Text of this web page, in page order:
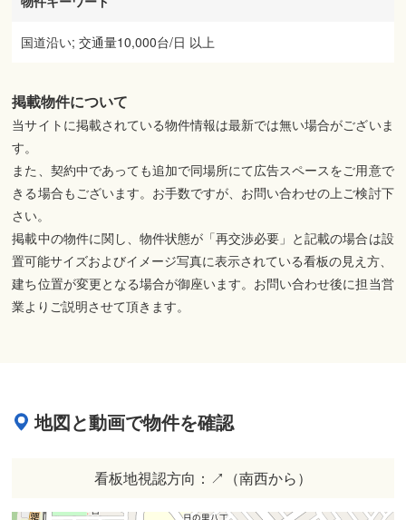
国道沿い; 交通量10,000台/日 以上
掲載物件について
当サイトに掲載されている物件情報は最新では無い場合がございま
す。
また、契約中であっても追加で同場所にて広告スペースをご用意で
きる場合もございます。お手数ですが、お問い合わせの上ご検討下
さい。
掲載中の物件に関し、物件状態が「再交渉必要」と記載の場合は設
置可能サイズおよびイメージ写真に表示されている看板の見え方、
建ち位置が変更となる場合が御座います。お問い合わせ後に担当営
業よりご説明させて頂きます。
地図と動画で物件を確認
看板地視認方向：↗︎（南西から）